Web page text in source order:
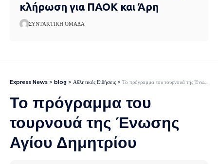
κλήρωση για ΠΑΟΚ και Άρη
ΣΥΝΤΑΚΤΙΚΉ ΟΜΆΔΑ
Express News > blog > Αθλητικές Ειδήσεις > Το πρόγραμμα του τουρνουά της Ένωσης Αγίου Δημητρίου
Το πρόγραμμα του
τουρνουά της Ένωσης
Αγίου Δημητρίου